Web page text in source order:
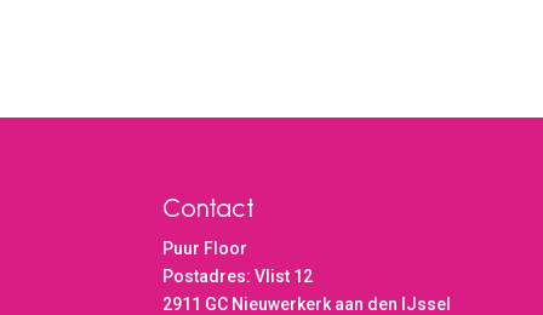
Contact
Puur Floor
Postadres: Vlist 12
2911 GC Nieuwerkerk aan den IJssel